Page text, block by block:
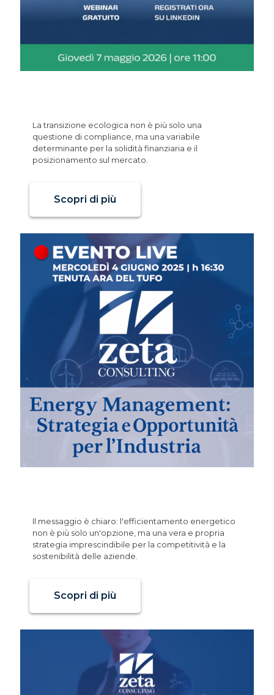
La transizione ecologica non è più solo una
questione di compliance, ma una variabile
determinante per la solidità finanziaria e il
posizionamento sul mercato.
Scopri di più
Il messaggio è chiaro: l'efficientamento energetico
non è più solo un'opzione, ma una vera e propria
strategia imprescindibile per la competitività e la
sostenibilità delle aziende.
Scopri di più